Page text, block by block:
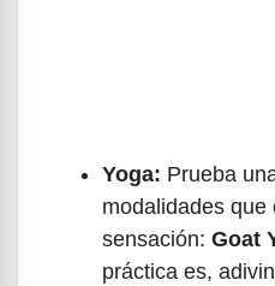
Yoga: Prueba
modalidades que
sensación: Goat
práctica es,